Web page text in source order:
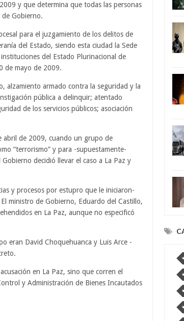
y que determina que todas las personas
de Gobierno.
para el juzgamiento de los delitos de
del Estado, siendo esta ciudad la Sede
del Estado Plurinacional de
de mayo de 2009.
alzamiento armado contra la seguridad y la
pública a delinquir; atentado
de los servicios públicos; asociación
abril de 2009, cuando un grupo de
“terrorismo” y para -supuestamente-
decidió llevar el caso a La Paz y
y procesos por estupro que le iniciaron-
ministro de Gobierno, Eduardo del Castillo,
en La Paz, aunque no especificó
eran David Choquehuanca y Luis Arce -
en La Paz, sino que corren el
y Administración de Bienes Incautados